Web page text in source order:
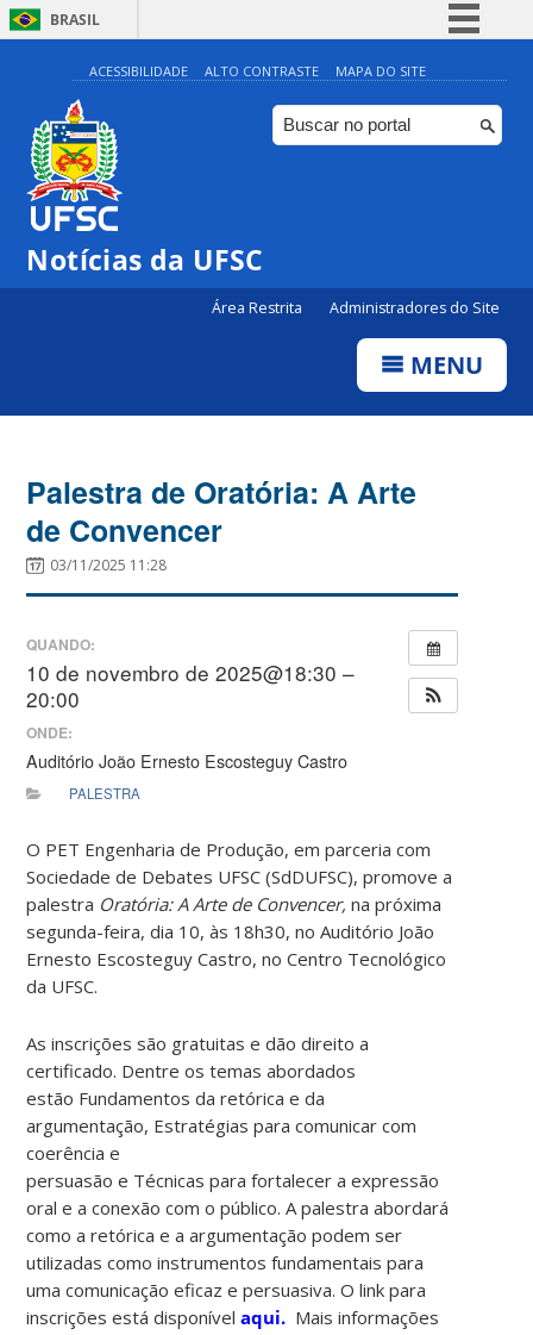
BRASIL
Simplifique!
Comunica BR
Participe
ACESSIBILIDADE ALTO CONTRASTE MAPA DO SITE
Notícias da UFSC
Área Restrita Administradores do Site
MENU
Palestra de Oratória: A Arte
de Convencer
03/11/2025 11:28
QUANDO:
10 de novembro de 2025@18:30 –
20:00
ONDE:
Auditório João Ernesto Escosteguy Castro
PALESTRA
O PET Engenharia de Produção, em parceria com
Sociedade de Debates UFSC (SdDUFSC), promove a
palestra Oratória: A Arte de Convencer,na próxima
segunda-feira, dia 10, às 18h30, no Auditório João
Ernesto Escosteguy Castro, no Centro Tecnológico
da UFSC.
As inscrições são gratuitas e dão direito a
certificado. Dentre os temas abordados
estão Fundamentos da retórica e da
argumentação, Estratégias para comunicar com
coerência e
persuasão e Técnicas para fortalecer a expressão
oral e a conexão com o público. A palestra abordará
como a retórica e a argumentação podem ser
utilizadas como instrumentos fundamentais para
uma comunicação eficaz e persuasiva. O link para
inscrições está disponívelaqui. Mais informações